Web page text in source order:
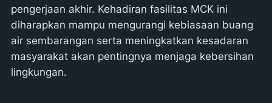
pengerjaan akhir. Kehadiran fasilitas MCK ini
diharapkan mampu mengurangi kebiasaan buang
air sembarangan serta meningkatkan kesadaran
masyarakat akan pentingnya menjaga kebersihan
lingkungan.